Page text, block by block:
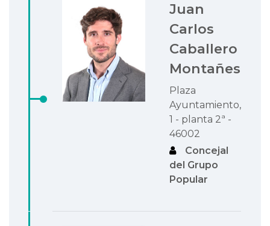
Juan
Carlos
Caballero
Montañes
Plaza
Ayuntamiento,
1 - planta 2ª -
46002
Concejal
del Grupo
Popular